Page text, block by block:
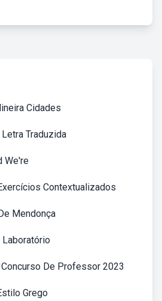
Cidades
Traduzida
We're
Contextualizados
Mendonça
Laboratório
De Professor 2023
Grego